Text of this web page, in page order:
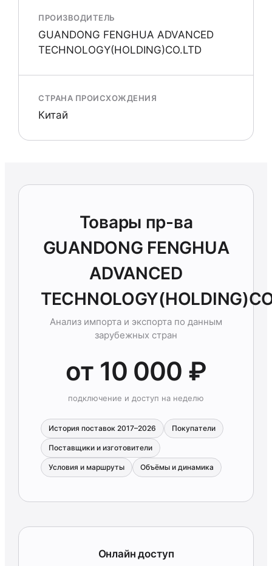
ПРОИЗВОДИТЕЛЬ
GUANDONG FENGHUA ADVANCED
TECHNOLOGY(HOLDING)CO.LTD
СТРАНА ПРОИСХОЖДЕНИЯ
Китай
Товары пр-ва
GUANDONG FENGHUA
ADVANCED
Анализ импорта и экспорта по данным
зарубежных стран
от 10 000 ₽
подключение и доступ на неделю
История поставок 2017–2026 Покупатели
Поставщики и изготовители
Условия и маршруты Объёмы и динамика
Онлайн доступ